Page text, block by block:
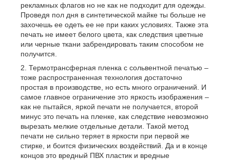
рекламных флагов но не как не подходит для одежды.
Проведя пол дня в синтетической майке ты больше не
захочешь ее одеть ее не при каких условиях. Также эта
печать не имеет белого цвета, как следствия цветные
или черные ткани забрендировать таким способом не
получится.
Термотрансферная пленка с сольвентной печатью –
тоже распространенная технология достаточно
простая в производстве, но есть много ограничений. И
самое главное ограничение это яркость изображения –
как не пытайся, яркой печати не получается, второй
минус это печать на пленке, как следствие невозможно
вырезать мелкие отдельные детали. Такой метод
печати не сильно теряет в яркости при первой же
стирке, и боится физических воздействий. Да и в конце
концов это вредный ПВХ пластик и вредные